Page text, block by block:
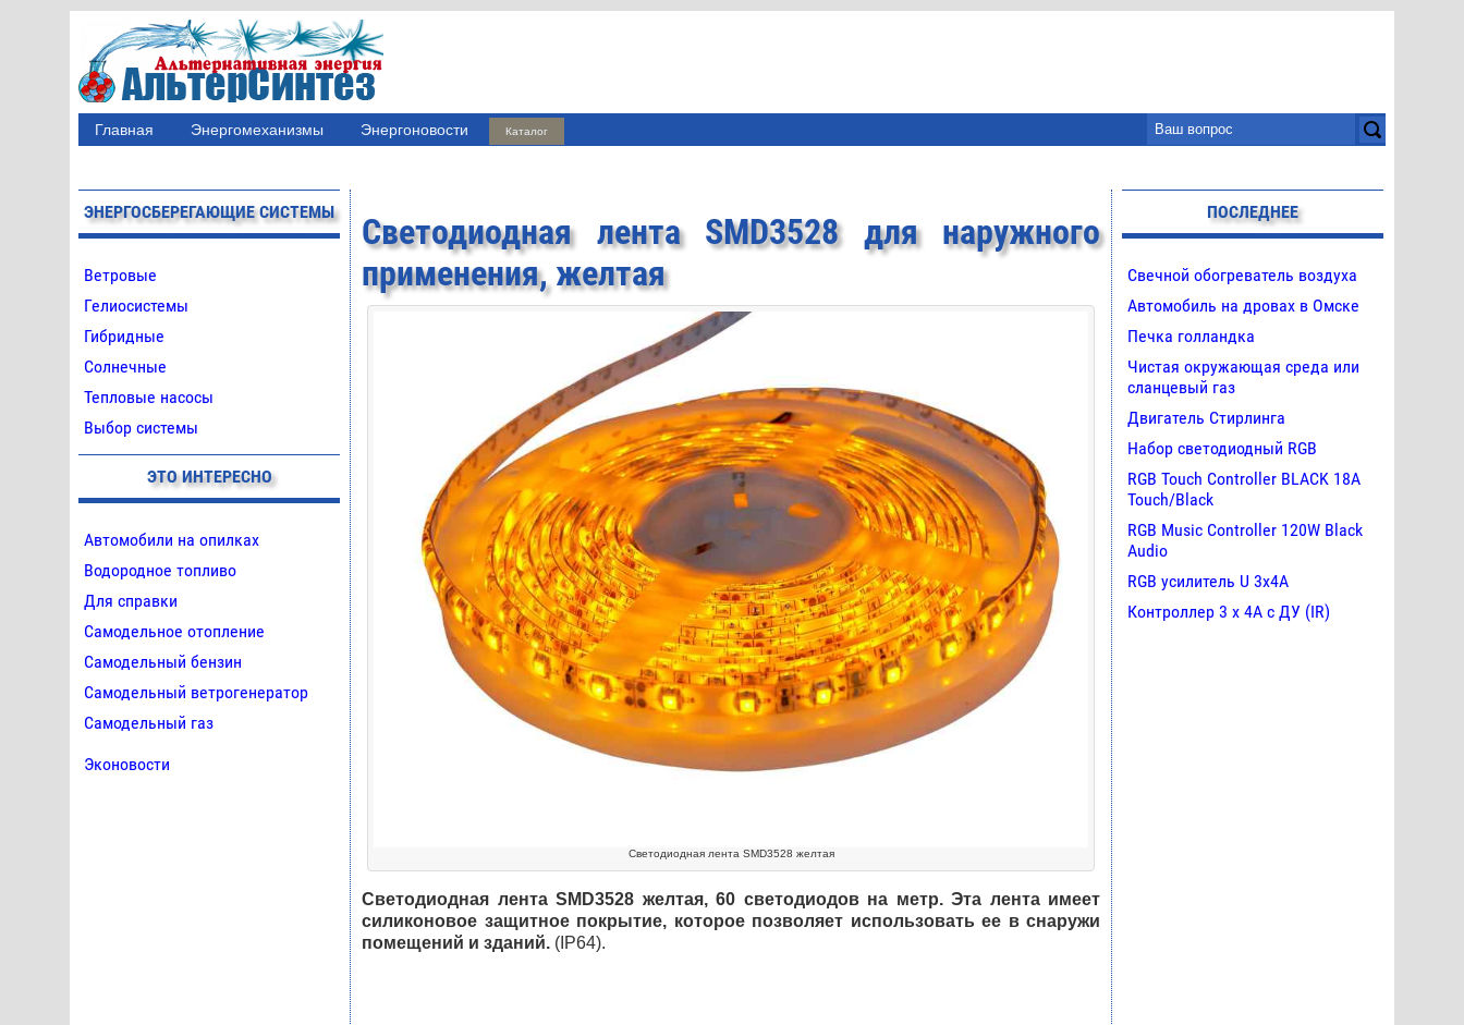
Главная Энергомеханизмы Энергоновости Каталог
ЭНЕРГОСБЕРЕГАЮЩИЕ СИСТЕМЫ
Ветровые
Гелиосистемы
Гибридные
Солнечные
Тепловые насосы
Выбор системы
ЭТО ИНТЕРЕСНО
Автомобили на опилках
Водородное топливо
Для справки
Самодельное отопление
Самодельный бензин
Самодельный ветрогенератор
Самодельный газ
Эконовости
Светодиодная лента SMD3528 для наружного
применения, желтая
Светодиодная лента SMD3528 желтая
Светодиодная лента SMD3528 желтая, 60 светодиодов на метр. Эта лента имеет
силиконовое защитное покрытие, которое позволяет использовать ее в снаружи
помещений и зданий. (IP64).
ПОСЛЕДНЕЕ
Свечной обогреватель воздуха
Автомобиль на дровах в Омске
Печка голландка
Чистая окружающая среда или
сланцевый газ
Двигатель Стирлинга
Набор светодиодный RGB
RGB Touch Controller BLACK 18A
Touch/Black
RGB Music Controller 120W Black
Audio
RGB усилитель U 3х4A
Контроллер 3 х 4А с ДУ (IR)